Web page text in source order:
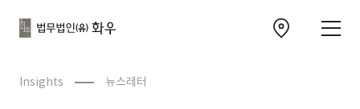
Insights 뉴스레터